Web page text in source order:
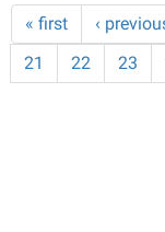
« first ‹
21
22 23